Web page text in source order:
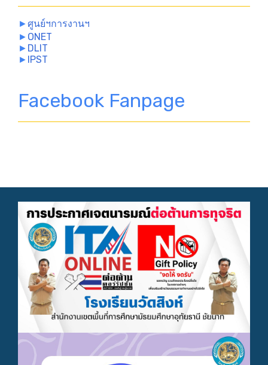
►ศูนย์ฯการงานฯ
► ONET
► DLIT
► IPST
Facebook Fanpage